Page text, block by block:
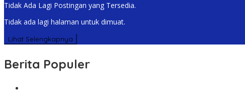
Tidak Ada Lagi Postingan yang Tersedia.
Tidak ada lagi halaman untuk dimuat.
Lihat Selengkapnya
Berita Populer